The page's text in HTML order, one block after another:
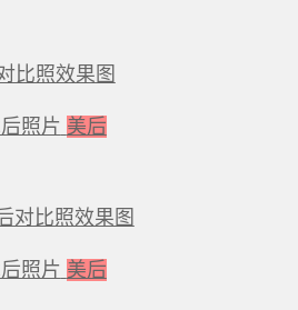
比照效果图
美后
对比照效果图
美后